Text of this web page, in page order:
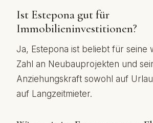
Ist Estepona gut für
Immobilieninvestitionen?
Ja, Estepona ist beliebt für seine
Zahl an Neubauprojekten und
Anziehungskraft sowohl auf
auf Langzeitmieter.